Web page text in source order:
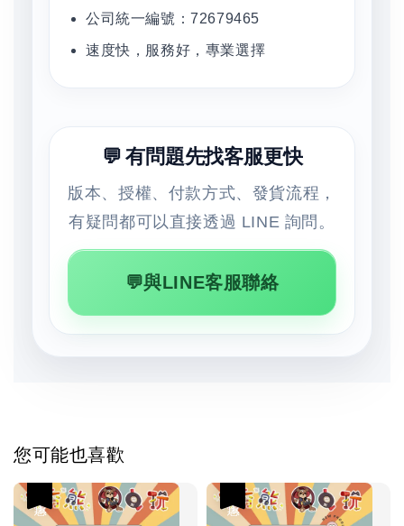
公司統一編號：72679465
速度快，服務好，專業選擇
💬 有問題先找客服更快
版本、授權、付款方式、發貨流程，
有疑問都可以直接透過 LINE 詢問。
💬與LINE客服聯絡
您可能也喜歡